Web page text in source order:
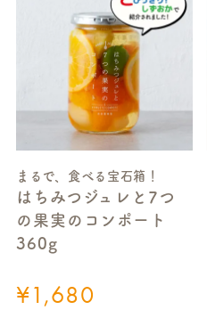
まるで、食べる宝石箱！
はちみつジュレと7つ
の果実のコンポート
360g
¥1,680